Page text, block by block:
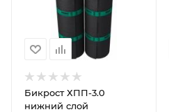
Бикрост ХПП-3.0
нижний слой